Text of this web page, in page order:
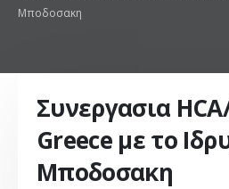
Μποδοσακη
Συνεργασια
Greece με το
Μποδοσακη